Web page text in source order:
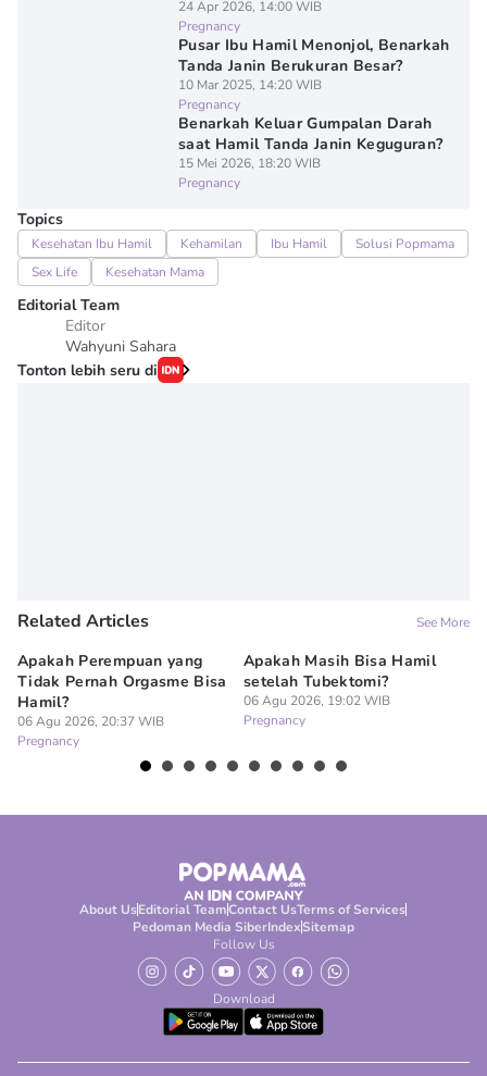
24 Apr 2026, 14:00 WIB
Pregnancy
Pusar Ibu Hamil Menonjol, Benarkah
Tanda Janin Berukuran Besar?
10 Mar 2025, 14:20 WIB
Pregnancy
Benarkah Keluar Gumpalan Darah
saat Hamil Tanda Janin Keguguran?
15 Mei 2026, 18:20 WIB
Pregnancy
Topics
Kesehatan Ibu Hamil Kehamilan Ibu Hamil
Solusi Popmama
Sex Life
Kesehatan Mama
Editorial Team
Editor
Wahyuni Sahara
Tonton lebih seru di
Related Articles See More
Apakah Perempuan yang
Tidak Pernah Orgasme Bisa
Hamil?
06 Agu 2026, 20:37 WIB
Pregnancy
Apakah Masih Bisa Hamil
setelah Tubektomi?
06 Agu 2026, 19:02 WIB
Pregnancy
About UsEditorial TeamContact UsTerms of Services
Pedoman Media SiberIndexSitemap
Follow Us
Download